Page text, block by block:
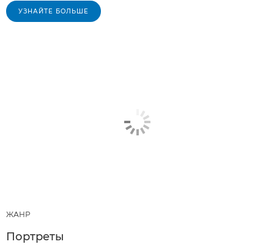
УЗНАЙТЕ БОЛЬШЕ
ЖАНР
Портреты